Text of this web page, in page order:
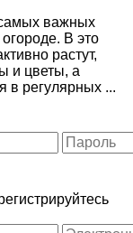
важных
В это
растут,
и цветы, а
в регулярных ...